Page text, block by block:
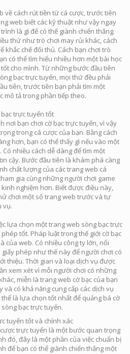
về cách rút tiền từ cá cược, trước tiên
web biết các kỹ thuật như vậy ngay
là gì để có thể giành chiến thắng.
thứ như trò chơi may rủi khác, cách
khắc chế đối thủ. Cách bạn chơi trò
có thể tìm hiểu nhiều hơn một bài học
cho mình. Từ những bước đầu tiên
bạc trực tuyến, mọi thứ đều phải
tiên, trước tiên bạn phải tìm một
mô tả trong phần tiếp theo.
trực tuyến tốt
nơi bạn chơi cờ bạc trực tuyến, vì vậy
trong cá cược của bạn. Bằng cách
hơn, bạn có thể thấy gì nếu vào một
nhiều cách dễ dàng để tìm một
cậy. Bước đầu tiên là khám phá càng
chất lượng của các trang web cá
gia cùng những người chơi game
nghiệm hơn. Biết được điều này,
chơi một số trang web trước và tự
vụ.
lựa chọn một trang web sòng bạc trực
tốt. Pháp luật trong thế giới cờ bạc
của web. Có nhiều công ty lớn, nổi
phép như thế này để người chơi có
thiệu. Thời gian và loại dịch vụ được
xem xét vì mỗi người chơi có những
miễn là trang web cờ bạc của bạn
và có khả năng cung cấp các dịch vụ
là lựa chọn tốt nhất để quảng bá cờ
bạc trực tuyến.
tuyến tốt và chính xác
trực tuyến là một bước quan trọng
đó, đây là một phần của việc chuẩn bị
để bạn có thể giành chiến thắng một